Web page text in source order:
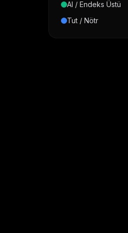
Al / Endeks Üstü
Tut / Nötr